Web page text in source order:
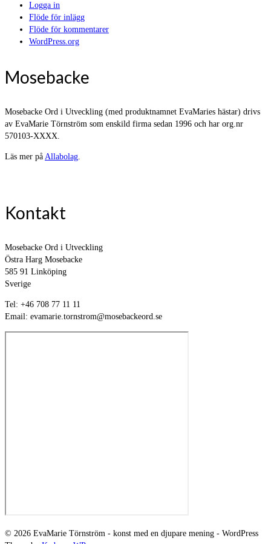
Logga in
Flöde för inlägg
Flöde för kommentarer
WordPress.org
Mosebacke
Mosebacke Ord i Utveckling (med produktnamnet EvaMaries hästar) drivs
av EvaMarie Törnström som enskild firma sedan 1996 och har org.nr
570103-XXXX.
Läs mer på Allabolag.
Kontakt
Mosebacke Ord i Utveckling
Östra Harg Mosebacke
585 91 Linköping
Sverige
Tel: +46 708 77 11 11
Email: evamarie.tornstrom@mosebackeord.se
© 2026 EvaMarie Törnström - konst med en djupare mening - WordPress